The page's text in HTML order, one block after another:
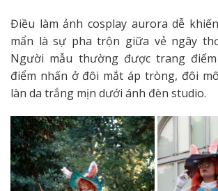
Điều làm ảnh cosplay aurora dễ
mẩn là sự pha trộn giữa vẻ ngây
Người mẫu thường được trang
điểm nhấn ở đôi mắt áp tròng, đôi
làn da trắng mịn dưới ánh đèn studio.